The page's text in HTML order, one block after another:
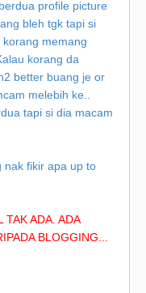
profile picture
bleh tgk tapi si
memang
korang da
better buang je or
melebih ke..
tapi si dia macam
nak fikir apa up to
TAK ADA. ADA
BLOGGING...